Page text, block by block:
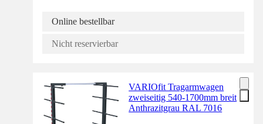
Online bestellbar
Nicht reservierbar
VARIOfit Tragarmwagen
zweiseitig 540-1700mm breit
Anthrazitgrau RAL 7016